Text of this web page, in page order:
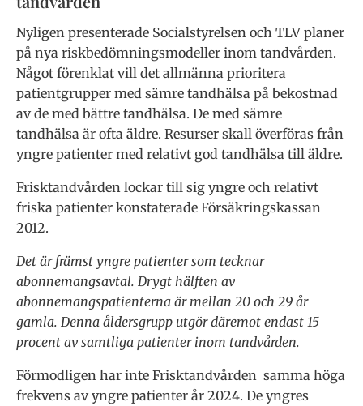
Nyligen presenterade Socialstyrelsen och TLV planer
på nya riskbedömningsmodeller inom tandvården.
Något förenklat vill det allmänna prioritera
patientgrupper med sämre tandhälsa på bekostnad
av de med bättre tandhälsa. De med sämre
tandhälsa är ofta äldre. Resurser skall överföras från
yngre patienter med relativt god tandhälsa till äldre.
Frisktandvården lockar till sig yngre och relativt
friska patienter konstaterade Försäkringskassan
2012.
Det är främst yngre patienter som tecknar
abonnemangsavtal. Drygt hälften av
abonnemangspatienterna är mellan 20 och 29 år
gamla. Denna åldersgrupp utgör däremot endast 15
procent av samtliga patienter inom tandvården.
Förmodligen har inte Frisktandvården samma höga
frekvens av yngre patienter år 2024. De yngres